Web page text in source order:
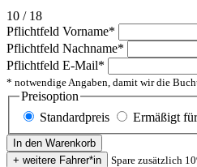
10 / 18
Pflichtfeld Vorname*
Pflichtfeld Nachname*
Pflichtfeld E-Mail*
* notwendige Angaben, damit wir die
Preisoption
Standardpreis
Ermäßigt
Spare zusätzlich